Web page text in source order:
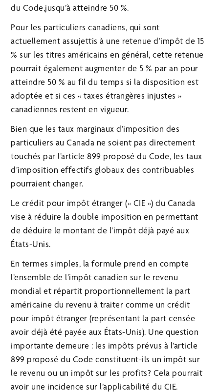
du Code,jusqu’à atteindre 50 %.
Pour les particuliers canadiens, qui sont
actuellement assujettis à une retenue d’impôt de 15
% sur les titres américains en général, cette retenue
pourrait également augmenter de 5 % par an pour
atteindre 50 % au fil du temps si la disposition est
adoptée et si ces « taxes étrangères injustes »
canadiennes restent en vigueur.
Bien que les taux marginaux d’imposition des
particuliers au Canada ne soient pas directement
touchés par l’article 899 proposé du Code, les taux
d’imposition effectifs globaux des contribuables
pourraient changer.
Le crédit pour impôt étranger (« CIE ») du Canada
vise à réduire la double imposition en permettant
de déduire le montant de l’impôt déjà payé aux
États-Unis.
En termes simples, la formule prend en compte
l’ensemble de l’impôt canadien sur le revenu
mondial et répartit proportionnellement la part
américaine du revenu à traiter comme un crédit
pour impôt étranger (représentant la part censée
avoir déjà été payée aux États-Unis). Une question
importante demeure : les impôts prévus à l’article
899 proposé du Code constituent-ils un impôt sur
le revenu ou un impôt sur les profits? Cela pourrait
avoir une incidence sur l’applicabilité du CIE.